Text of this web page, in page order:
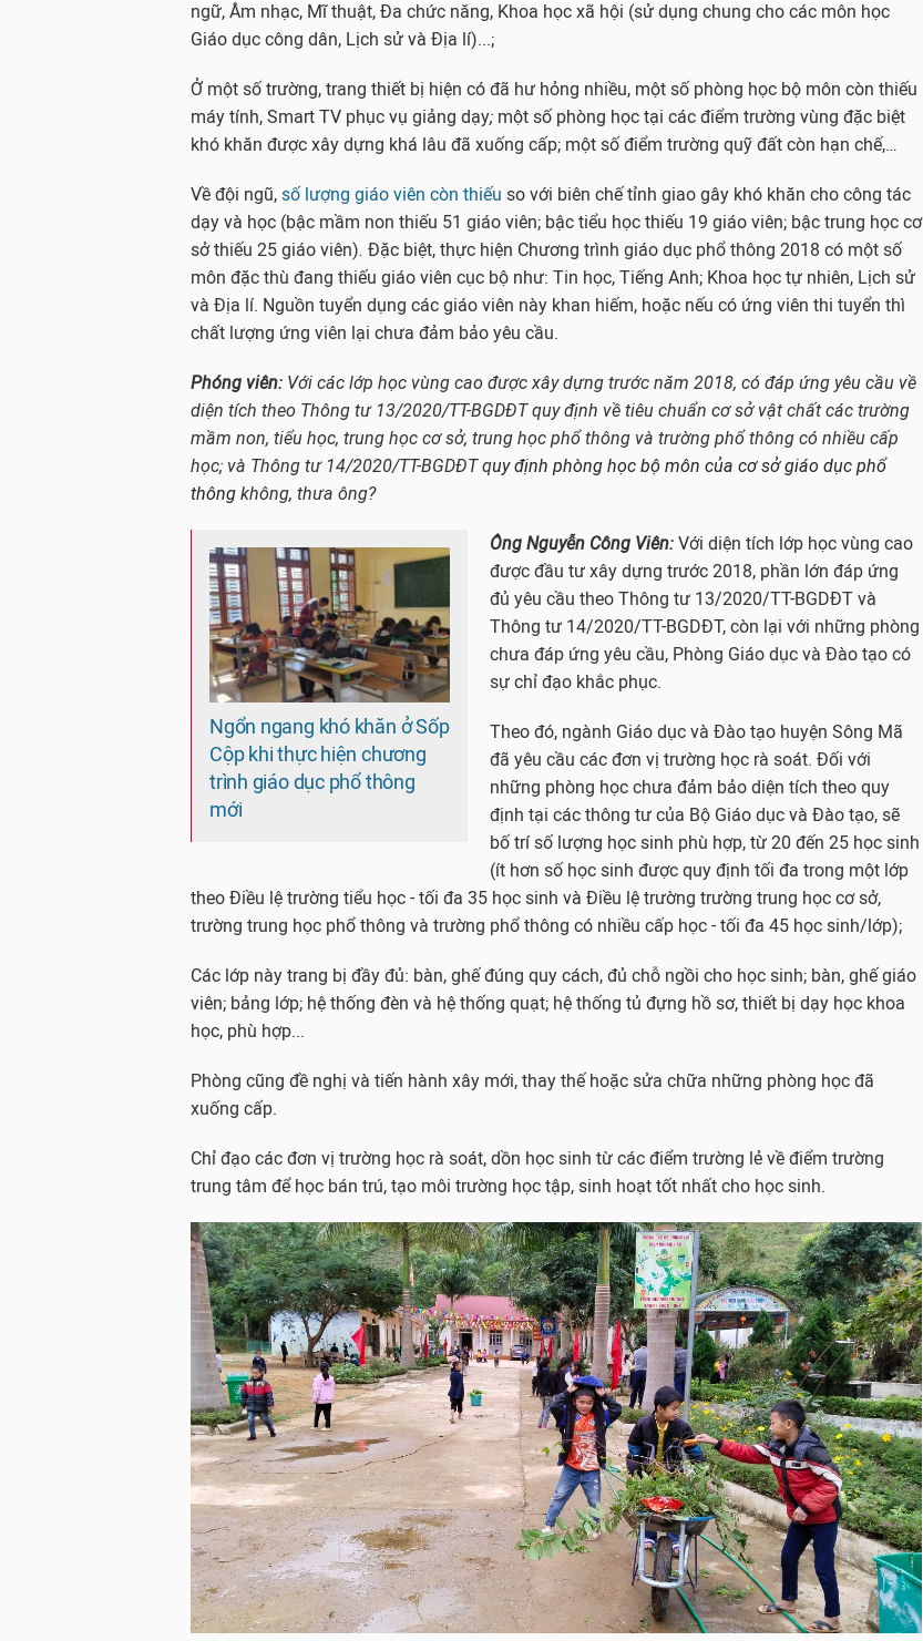
ngữ, Âm nhạc, Mĩ thuật, Đa chức năng, Khoa học xã hội (sử dụng chung cho các môn học
Giáo dục công dân, Lịch sử và Địa lí)...;
Ở một số trường, trang thiết bị hiện có đã hư hỏng nhiều, một số phòng học bộ môn còn thiếu
máy tính, Smart TV phục vụ giảng dạy; một số phòng học tại các điểm trường vùng đặc biệt
khó khăn được xây dựng khá lâu đã xuống cấp; một số điểm trường quỹ đất còn hạn chế,…
Về đội ngũ, số lượng giáo viên còn thiếu so với biên chế tỉnh giao gây khó khăn cho công tác
dạy và học (bậc mầm non thiếu 51 giáo viên; bậc tiểu học thiếu 19 giáo viên; bậc trung học cơ
sở thiếu 25 giáo viên). Đặc biệt, thực hiện Chương trình giáo dục phổ thông 2018 có một số
môn đặc thù đang thiếu giáo viên cục bộ như: Tin học, Tiếng Anh; Khoa học tự nhiên, Lịch sử
và Địa lí. Nguồn tuyển dụng các giáo viên này khan hiếm, hoặc nếu có ứng viên thi tuyển thì
chất lượng ứng viên lại chưa đảm bảo yêu cầu.
Phóng viên: Với các lớp học vùng cao được xây dựng trước năm 2018, có đáp ứng yêu cầu về
diện tích theo Thông tư 13/2020/TT-BGDĐT quy định về tiêu chuẩn cơ sở vật chất các trường
mầm non, tiểu học, trung học cơ sở, trung học phổ thông và trường phổ thông có nhiều cấp
học; và Thông tư 14/2020/TT-BGDĐT quy định phòng học bộ môn của cơ sở giáo dục phổ
thông không, thưa ông?
Ngổn ngang khó khăn ở Sốp
Cộp khi thực hiện chương
trình giáo dục phổ thông
mới
Ông Nguyễn Công Viên: Với diện tích lớp học vùng cao
được đầu tư xây dựng trước 2018, phần lớn đáp ứng
đủ yêu cầu theo Thông tư 13/2020/TT-BGDĐT và
Thông tư 14/2020/TT-BGDĐT, còn lại với những phòng
chưa đáp ứng yêu cầu, Phòng Giáo dục và Đào tạo có
sự chỉ đạo khắc phục.
Theo đó, ngành Giáo dục và Đào tạo huyện Sông Mã
đã yêu cầu các đơn vị trường học rà soát. Đối với
những phòng học chưa đảm bảo diện tích theo quy
định tại các thông tư của Bộ Giáo dục và Đào tạo, sẽ
bố trí số lượng học sinh phù hợp, từ 20 đến 25 học sinh
(ít hơn số học sinh được quy định tối đa trong một lớp
theo Điều lệ trường tiểu học - tối đa 35 học sinh và Điều lệ trường trường trung học cơ sở,
trường trung học phổ thông và trường phổ thông có nhiều cấp học - tối đa 45 học sinh/lớp);
Các lớp này trang bị đầy đủ: bàn, ghế đúng quy cách, đủ chỗ ngồi cho học sinh; bàn, ghế giáo
viên; bảng lớp; hệ thống đèn và hệ thống quạt; hệ thống tủ đựng hồ sơ, thiết bị dạy học khoa
học, phù hợp...
Phòng cũng đề nghị và tiến hành xây mới, thay thế hoặc sửa chữa những phòng học đã
xuống cấp.
Chỉ đạo các đơn vị trường học rà soát, dồn học sinh từ các điểm trường lẻ về điểm trường
trung tâm để học bán trú, tạo môi trường học tập, sinh hoạt tốt nhất cho học sinh.